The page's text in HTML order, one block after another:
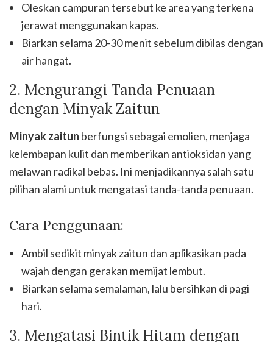
Oleskan campuran tersebut ke area yang terkena
jerawat menggunakan kapas.
Biarkan selama 20-30 menit sebelum dibilas dengan
air hangat.
2. Mengurangi Tanda Penuaan
dengan Minyak Zaitun
Minyak zaitun berfungsi sebagai emolien, menjaga
kelembapan kulit dan memberikan antioksidan yang
melawan radikal bebas. Ini menjadikannya salah satu
pilihan alami untuk mengatasi tanda-tanda penuaan.
Cara Penggunaan:
Ambil sedikit minyak zaitun dan aplikasikan pada
wajah dengan gerakan memijat lembut.
Biarkan selama semalaman, lalu bersihkan di pagi
hari.
3. Mengatasi Bintik Hitam dengan